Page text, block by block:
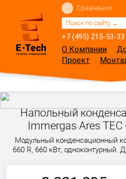
+7 (495) 215-53-33
Сравнение
О Компании
Проект
Напольный
Immergas Ares TEC
Модульный конденсационный
660 R, 660 кВт, одноконтурный.